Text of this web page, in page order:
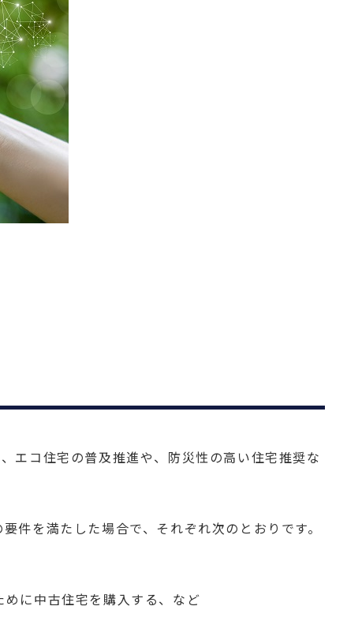
エコ住宅の普及推進や、防災性の高い住宅推奨な
件を満たした場合で、それぞれ次のとおりです。
に中古住宅を購入する、など